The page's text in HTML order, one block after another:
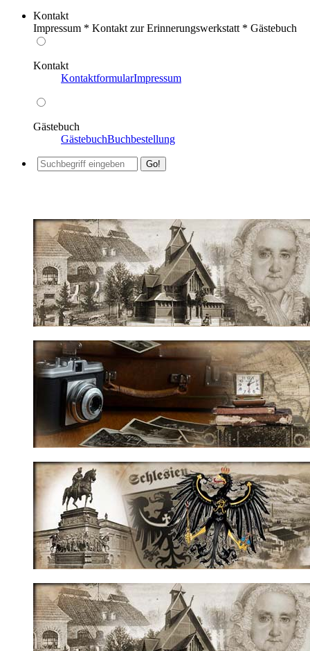
Kontakt
Impressum * Kontakt zur Erinnerungswerkstatt * Gästebuch
Kontakt
KontaktformularImpressum
Gästebuch
GästebuchBuchbestellung